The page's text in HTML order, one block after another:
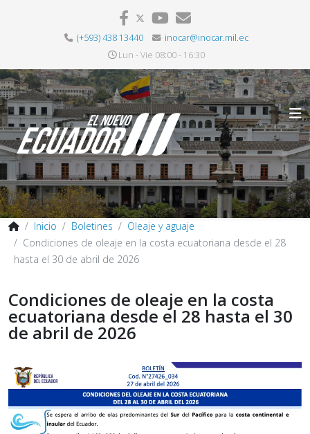
(+593) 438 13440
inocar@inocar.mil.ec
Lun - Vie 08:00 - 16:30
Inicio Boletines
Oleaje y aguaje
Condiciones de oleaje en la costa ecuatoriana desde el 28
hasta el 30 de abril de 2026
Condiciones de oleaje en la costa
ecuatoriana desde el 28 hasta el 30
de abril de 2026